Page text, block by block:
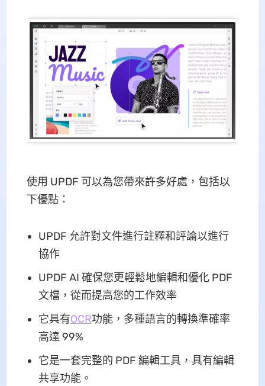
使用 UPDF 可以為您帶來許多好處，包括以
下優點：
UPDF 允許對文件進行註釋和評論以進行
協作
UPDF AI 確保您更輕鬆地編輯和優化 PDF
文檔，從而提高您的工作效率
它具有OCR功能，多種語言的轉換準確率
高達 99%
它是一套完整的 PDF 編輯工具，具有編輯
共享功能。